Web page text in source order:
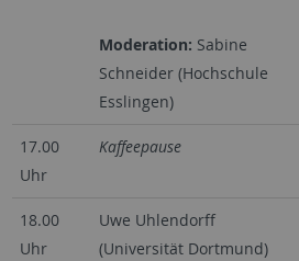
Moderation: Sabine
Schneider (Hochschule
Esslingen)
17.00
Uhr
Kaffeepause
18.00
Uhr
Uwe Uhlendorff
(Universität Dortmund)